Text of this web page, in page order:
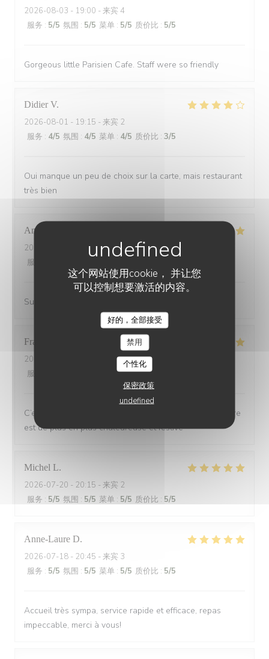
这个网站使用cookie， 并让您
可以控制想要激活的内容。
好的，全部接受
禁用
个性化
保密政策
undefined
2026-08-03 - 19:00 - 来宾 4
服务 : 5/5 氛围 : 5/5 菜单 : 5/5 质价比 : 5/5
Gorgeous little Parisien Cafe. Staff were so friendly
Didier V
2026-08-01 - 19:15 - 来宾 2
服务 : 4/5 氛围 : 4/5 菜单 : 4/5 质价比 : 3/5
Oui manque un peu de choix sur la carte, mais restaurant
très bien
Andrine
2026-07-25
- 20:45 - 来宾 6
服务
Super accueil, restaurant avec une terrasse sympa
Francoise
2026-07-21
- 19:30 - 来宾 2
服务
:5/5 质价比
C’est toujours un plaisir de dîner au Bois ou l’atmosphère
est de plus en plus chaleureuse et festive
Michel L
2026-07-20 - 20:15 - 来宾 2
服务 : 5/5 氛围 : 5/5 菜单 : 5/5 质价比 : 5/5
Anne-Laure D
2026-07-18 - 20:45 - 来宾 3
服务 : 5/5 氛围 : 5/5 菜单 : 5/5 质价比 : 5/5
Accueil très sympa, service rapide et efficace, repas
impeccable, merci à vous!